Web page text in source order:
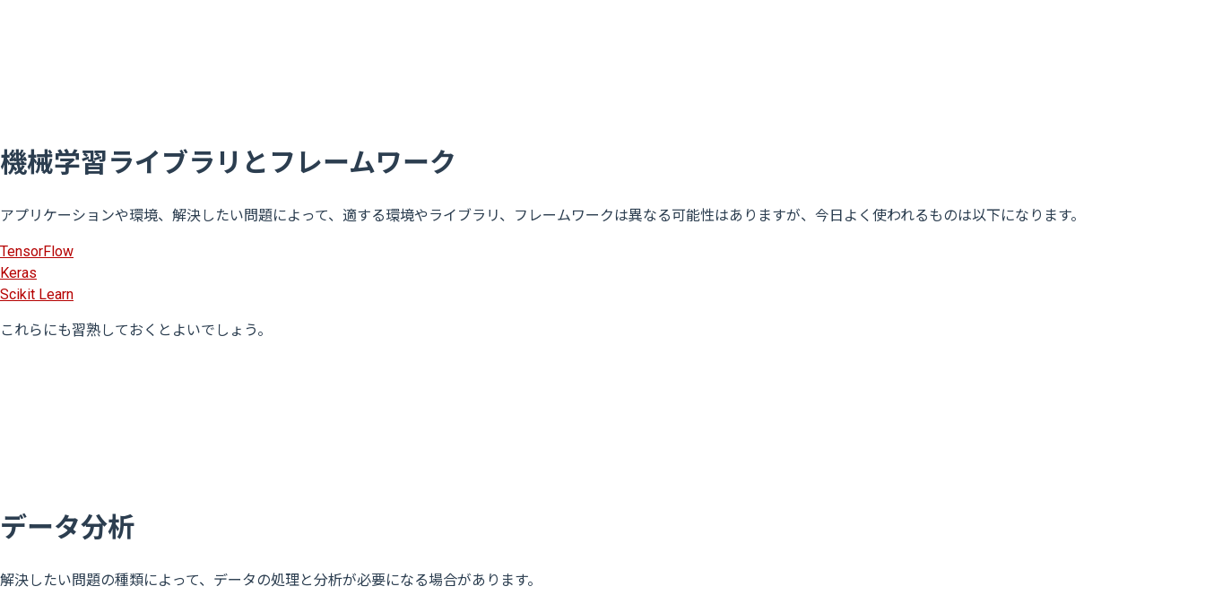
機械学習ライブラリとフレームワーク
アプリケーションや環境、解決したい問題によって、適する環境やライブラリ、フレームワークは異なる可能性はありますが、今日よく使われるものは以下になります。
TensorFlow
Keras
Scikit Learn
これらにも習熟しておくとよいでしょう。
データ分析
解決したい問題の種類によって、データの処理と分析が必要になる場合があります。